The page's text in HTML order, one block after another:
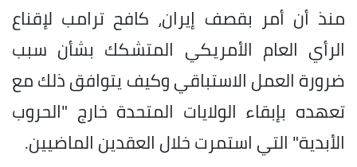
منذ أن أمر بقصف إيران، كافح ترامب لإقناع
الرأي العام الأمريكي المتشكك بشأن سبب
ضرورة العمل الاستباقي وكيف يتوافق ذلك مع
تعهده بإبقاء الولايات المتحدة خارج "الحروب
الأبدية" التي استمرت خلال العقدين الماضيين.